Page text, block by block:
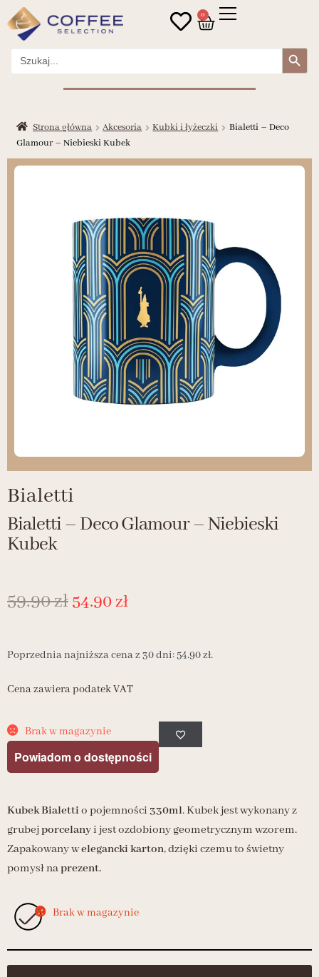
0
Search
for:
Search Button
Strona główna Akcesoria Kubki i łyżeczki
Bialetti – Deco
Glamour – Niebieski Kubek
Bialetti
Bialetti – Deco Glamour – Niebieski
Kubek
59.90zł54.90zł
Poprzednia najniższa cena z 30 dni:54.90zł.
Cena zawiera podatek VAT
Brak w magazynie
Powiadom o dostępności
Kubek Bialettio pojemności 330ml. Kubek jest wykonany z
grubejporcelanyi jest ozdobiony geometrycznym wzorem.
Zapakowany welegancki karton, dzięki czemu to świetny
pomysł naprezent.
Brak w magazynie